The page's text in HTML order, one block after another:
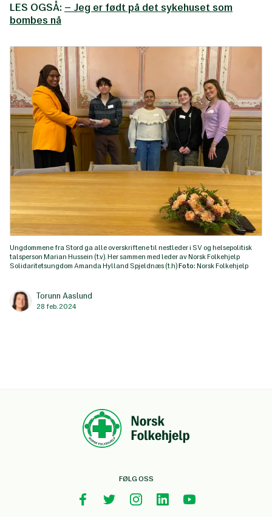
LES OGSÅ: – Jeg er født på det sykehuset som
bombes nå
Ungdommene fra Stord ga alle overskriftene til nestleder i SV og helsepolitisk
talsperson Marian Hussein (t.v). Her sammen med leder av Norsk Folkehjelp
Solidaritetsungdom Amanda Hylland Spjeldnæs (t.h)Foto: Norsk Folkehjelp
Torunn Aaslund
28 feb. 2024
FØLG OSS